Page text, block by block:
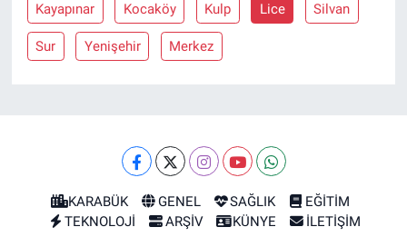
Kayapınar Kocaköy Kulp Lice Silvan
Sur Yenişehir Merkez
KARABÜK GENEL SAĞLIK
EĞİTİM
TEKNOLOJİ
ARŞİV KÜNYE İLETİŞİM